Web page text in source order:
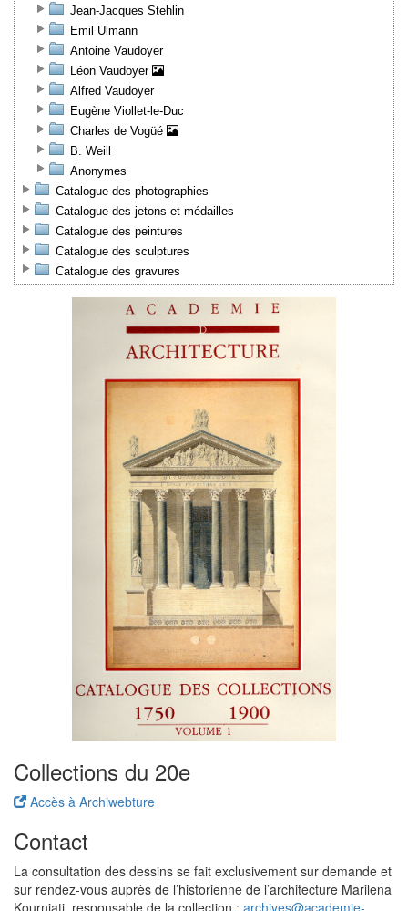
Jean-Jacques Stehlin
Emil Ulmann
Antoine Vaudoyer
Léon Vaudoyer
Alfred Vaudoyer
Eugène Viollet-le-Duc
Charles de Vogüé
B. Weill
Anonymes
Catalogue des photographies
Catalogue des jetons et médailles
Catalogue des peintures
Catalogue des sculptures
Catalogue des gravures
Collections du 20e
Accès à Archiwebture
Contact
La consultation des dessins se fait exclusivement sur demande et
sur rendez-vous auprès de l’historienne de l’architecture Marilena
Kourniati, responsable de la collection : archives@academie-